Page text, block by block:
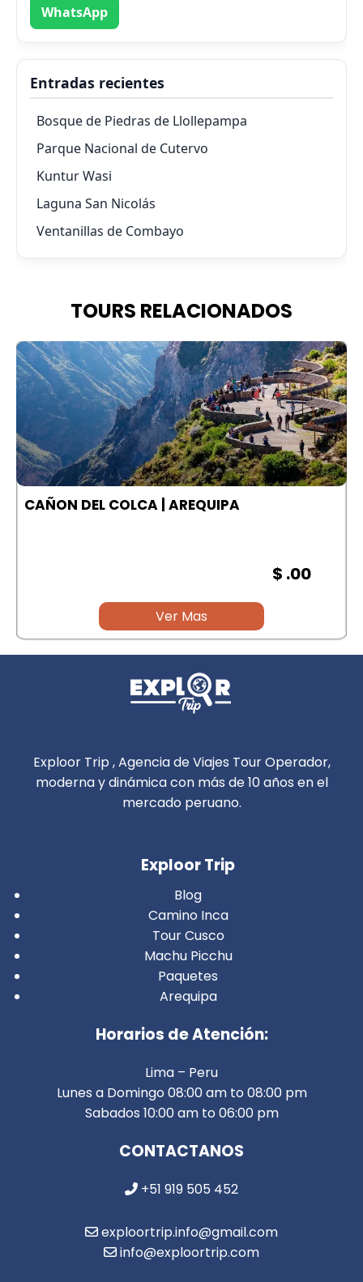
WhatsApp
Entradas recientes
Bosque de Piedras de Llollepampa
Parque Nacional de Cutervo
Kuntur Wasi
Laguna San Nicolás
Ventanillas de Combayo
TOURS RELACIONADOS
CAÑON DEL COLCA | AREQUIPA
$ .00
Ver Mas
Exploor Trip , Agencia de Viajes Tour Operador,
moderna y dinámica con más de 10 años en el
mercado peruano.
Exploor Trip
Blog
Camino Inca
Tour Cusco
Machu Picchu
Paquetes
Arequipa
Horarios de Atención:
Lima – Peru
Lunes a Domingo 08:00 am to 08:00 pm
Sabados 10:00 am to 06:00 pm
CONTACTANOS
+51 919 505 452
exploortrip.info@gmail.com
info@exploortrip.com